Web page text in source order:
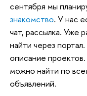
сентября мы
знакомство. У нас
чат, рассылка. Уже
найти через
описание
можно найти по
объявлений.